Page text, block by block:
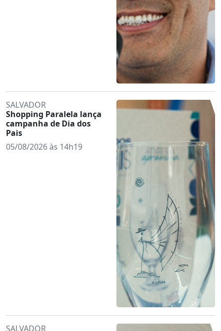
SALVADOR
Shopping Paralela lança
campanha de Dia dos
Pais
05/08/2026 às 14h19
SALVADOR